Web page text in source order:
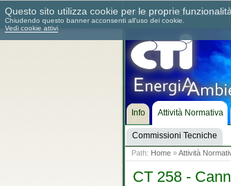
Chi siamo Dove siamo
Info Attività Normativa
Commissioni Tecniche
Path: Home»Attività
CT 258 -
Questo sito utilizza cookie per le proprie funzionalità
Chiudendo questo banner acconsenti all'uso dei cookie.
Vedi cookie attivi